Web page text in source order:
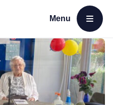
Menu
Open menu